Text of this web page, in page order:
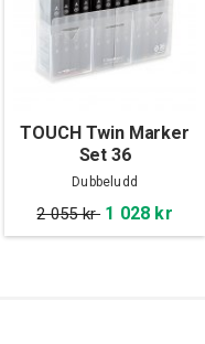
TOUCH Twin Marker
Set 36
Dubbeludd
2 055 kr 1 028 kr